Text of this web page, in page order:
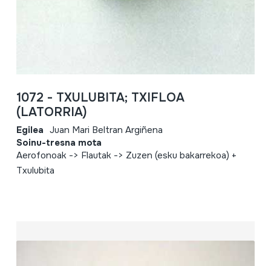
1072 - TXULUBITA; TXIFLOA
(LATORRIA)
Egilea Juan Mari Beltran Argiñena
Soinu-tresna mota
Aerofonoak -> Flautak -> Zuzen (esku bakarrekoa) +
Txulubita